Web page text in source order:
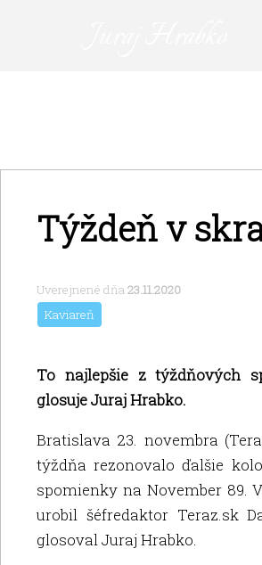
O MNE
Týždeň v
Uverejnené dňa23.11.2020
Kaviareň
To najlepšie z týždňových
glosuje Juraj Hrabko.
Bratislava 23. novembra
týždňa rezonovalo ďalšie
spomienky na November 89.
urobil šéfredaktor Teraz.sk
glosoval Juraj Hrabko.